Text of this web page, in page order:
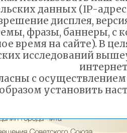
данных (IP-
дисплея,
фразы, баннеры, с
время на сайте). В
исследований
с
образом установить